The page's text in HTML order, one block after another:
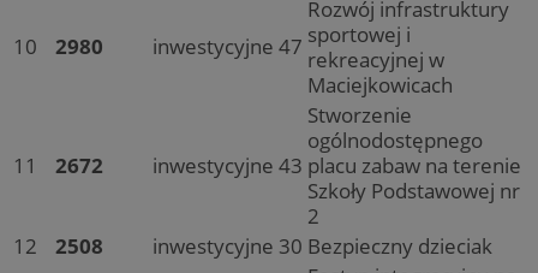
10 2980 inwestycyjne 47
Rozwój infrastruktury
sportowej i
rekreacyjnej w
Maciejkowicach
11 2672 inwestycyjne 43
Stworzenie
ogólnodostępnego
placu zabaw na terenie
Szkoły Podstawowej nr
2
12
2508 inwestycyjne 30 Bezpieczny dzieciak